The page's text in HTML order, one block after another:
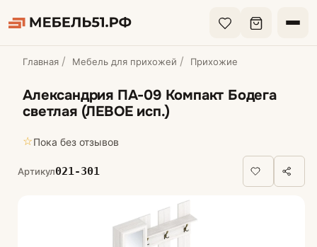
Главная Мебель для прихожей Прихожие
Александрия ПА-09 Компакт Бодега
светлая (ЛЕВОЕ исп.)
☆Пока без отзывов
Артикул021-301